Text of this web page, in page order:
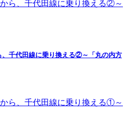
、千代田線に乗り換える②～「丸の内方